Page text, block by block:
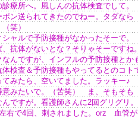
療所へ。風しんの抗体検査でして。
ン送られてきたのでねー。タダなら
笑）
ャルで予防接種がなかったそーで。
抗体がないとな？そりゃそーですね。
んですが、インフルの予防接種とか
検査＆予防接種もやってるとのコト
みたら、空いてました。ラッキー♪
意みたいで。（苦笑） ま、そもそも
ですが。看護師さんに2回グリグリ。
右で4回、刺されました。orz 血管が